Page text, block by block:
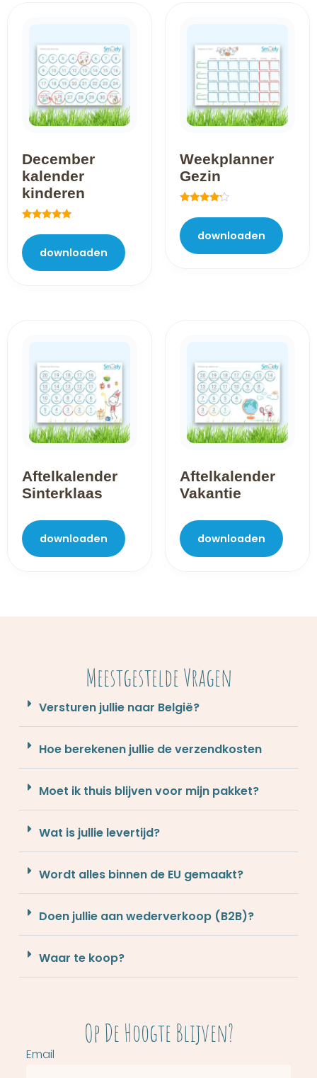
December
kalender
kinderen
5.00
uit 5 downloaden
Weekplanner
Gezin
4.00
uit 5 downloaden
Aftelkalender
Sinterklaas
downloaden
Aftelkalender
Vakantie
downloaden
Meestgestelde Vragen
Versturen jullie naar België?
Hoe berekenen jullie de verzendkosten
Moet ik thuis blijven voor mijn pakket?
Wat is jullie levertijd?
Wordt alles binnen de EU gemaakt?
Doen jullie aan wederverkoop (B2B)?
Waar te koop?
Op De Hoogte Blijven?
Email